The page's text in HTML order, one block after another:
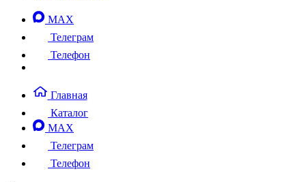
MAX
Телеграм
Телефон
Главная
Каталог
MAX
Телеграм
Телефон